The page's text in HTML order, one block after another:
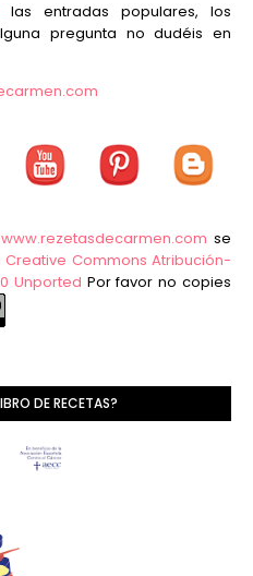
las entradas populares, los
pregunta no dudéis en
www.rezetasdecarmen.com se
Creative Commons Atribución-
Unported Por favor no copies
DE RECETAS?